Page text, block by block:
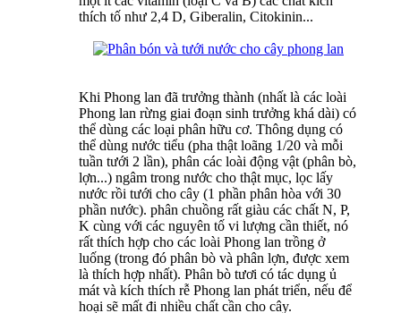
thích tố như 2,4 D, Giberalin, Citokinin...
Khi Phong lan đã trưởng thành (nhất là các loài
Phong lan rừng giai đoạn sinh trưởng khá dài) có
thể dùng các loại phân hữu cơ. Thông dụng có
thể dùng nước tiểu (pha thật loãng 1/20 và mỗi
tuần tưới 2 lần), phân các loài động vật (phân bò,
lợn...) ngâm trong nước cho thật mục, lọc lấy
nước rồi tưới cho cây (1 phần phân hòa với 30
phần nước). phân chuồng rất giàu các chất N, P,
K cùng với các nguyên tố vi lượng cần thiết, nó
rất thích hợp cho các loài Phong lan trồng ở
luống (trong đó phân bò và phân lợn, được xem
là thích hợp nhất). Phân bò tươi có tác dụng ủ
mát và kích thích rễ Phong lan phát triển, nếu để
hoại sẽ mất đi nhiều chất cần cho cây.